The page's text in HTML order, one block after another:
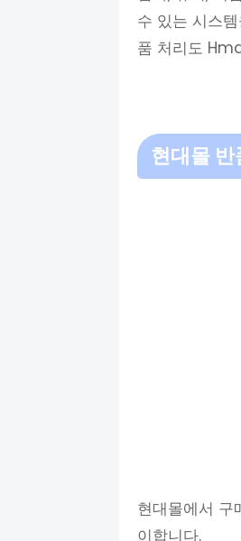
수 있는 시스
품 처리도
현대몰
현대몰에서 구
이합니다.